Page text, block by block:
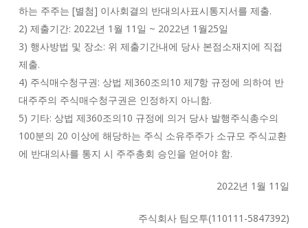
하는 주주는 [별첨] 이사회결의 반대의사표시통지서를 제출.
2) 제출기간: 2022년 1월 11일 ~ 2022년 1월25일
3) 행사방법 및 장소: 위 제출기간내에 당사 본점소재지에 직접
제출.
4) 주식매수청구권: 상법 제360조의10 제7항 규정에 의하여 반
대주주의 주식매수청구권은 인정하지 아니함.
5) 기타: 상법 제360조의10 규정에 의거 당사 발행주식총수의
100분의 20 이상에 해당하는 주식 소유주주가 소규모 주식교환
에 반대의사를 통지 시 주주총회 승인을 얻어야 함.
2022년 1월 11일
주식회사 팀오투(110111-5847392)